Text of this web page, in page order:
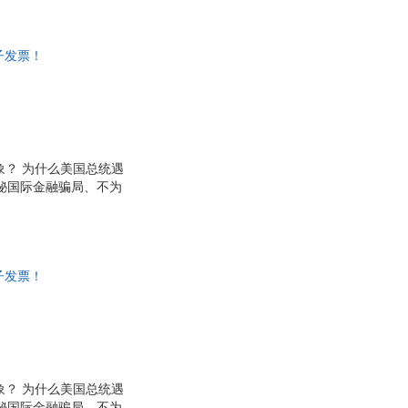
票！
？ 为什么美国总统遇
国际金融骗局、不为
？星斗棋盘，波云
怎样迎敌？
票！
？ 为什么美国总统遇